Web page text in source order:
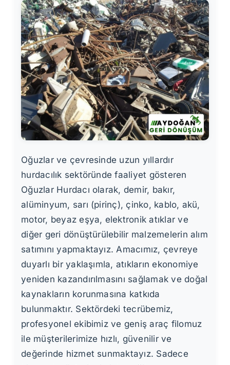
Oğuzlar ve çevresinde uzun yıllardır
hurdacılık sektöründe faaliyet gösteren
Oğuzlar Hurdacı olarak, demir, bakır,
alüminyum, sarı (pirinç), çinko, kablo, akü,
motor, beyaz eşya, elektronik atıklar ve
diğer geri dönüştürülebilir malzemelerin alım
satımını yapmaktayız. Amacımız, çevreye
duyarlı bir yaklaşımla, atıkların ekonomiye
yeniden kazandırılmasını sağlamak ve doğal
kaynakların korunmasına katkıda
bulunmaktır. Sektördeki tecrübemiz,
profesyonel ekibimiz ve geniş araç filomuz
ile müşterilerimize hızlı, güvenilir ve
değerinde hizmet sunmaktayız. Sadece